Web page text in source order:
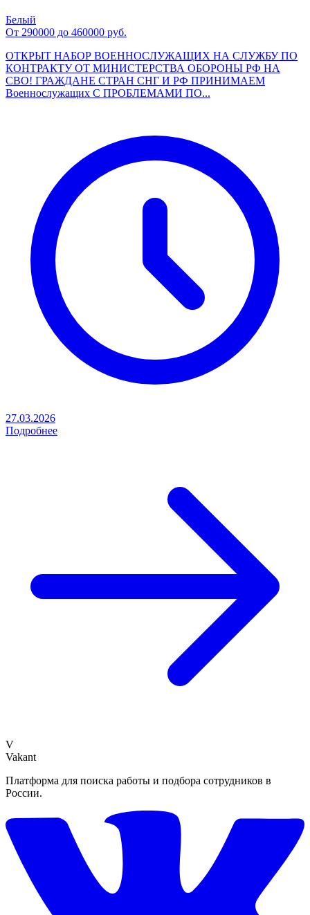
Белый
От 290000 до 460000 руб.
ОТКРЫТ НАБОР ВОЕННОСЛУЖАЩИХ НА СЛУЖБУ ПО
КОНТРАКТУ ОТ МИНИСТЕРСТВА ОБОРОНЫ РФ НА
СВО! ГРАЖДАНЕ СТРАН СНГ И РФ ПРИНИМАЕМ
Военнослужащих С ПРОБЛЕМАМИ ПО...
27.03.2026
Подробнее
V
Vakant
Платформа для поиска работы и подбора сотрудников в
России.